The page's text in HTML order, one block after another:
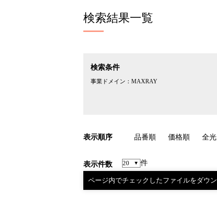
検索結果一覧
検索条件
事業ドメイン： MAXRAY
表示順序 品番順 価格順 全
表示件数 件